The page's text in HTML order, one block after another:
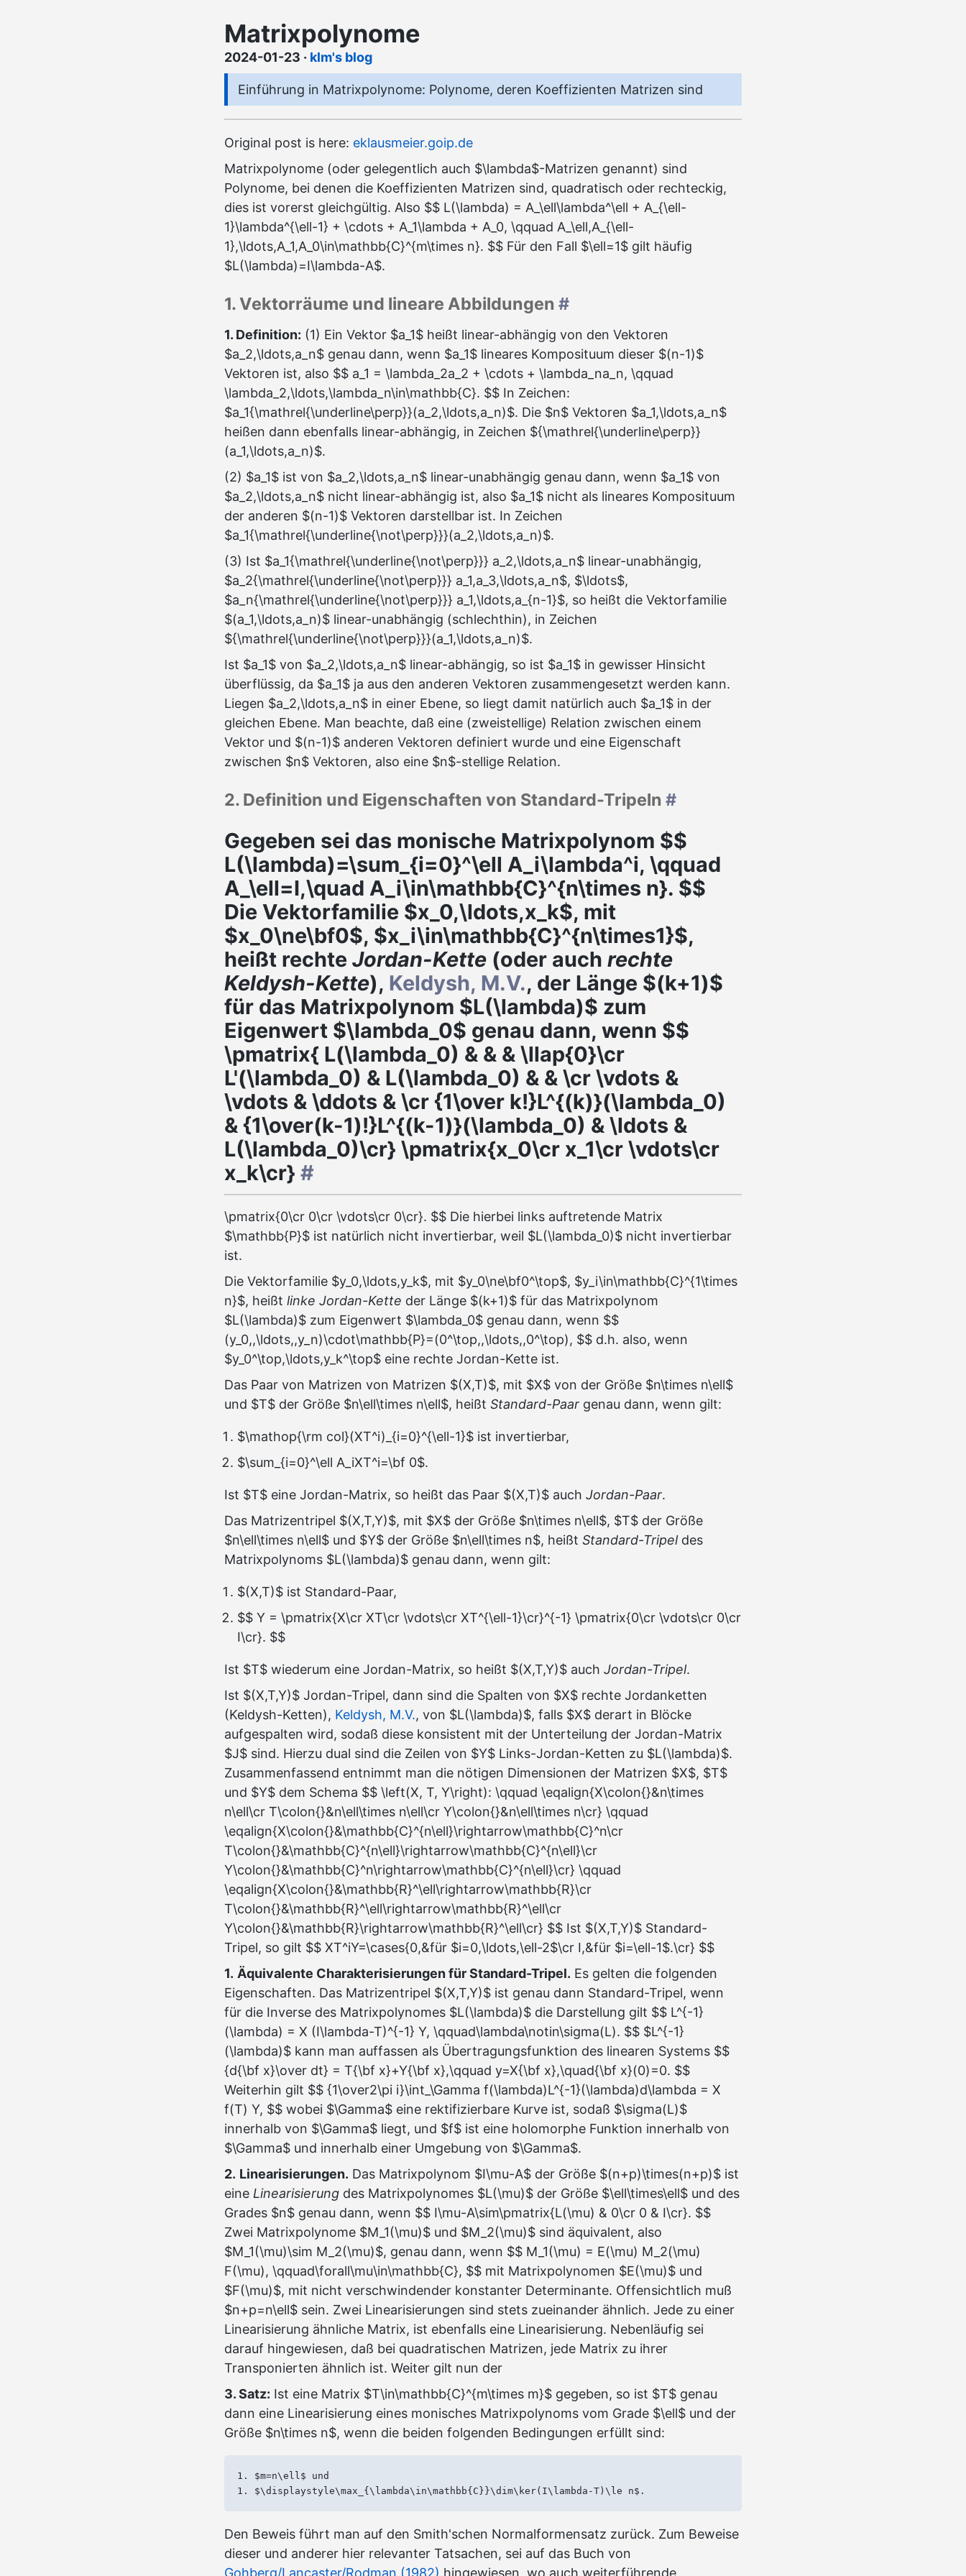
Matrixpolynome
2024-01-23 · klm's blog
Einführung in Matrixpolynome: Polynome, deren Koeffizienten Matrizen sind
Original post is here: eklausmeier.goip.de
Matrixpolynome (oder gelegentlich auch $\lambda$-Matrizen genannt) sind
Polynome, bei denen die Koeffizienten Matrizen sind, quadratisch oder rechteckig,
dies ist vorerst gleichgültig. Also $$ L(\lambda) = A_\ell\lambda^\ell + A_{\ell-
1}\lambda^{\ell-1} + \cdots + A_1\lambda + A_0, \qquad A_\ell,A_{\ell-
1},\ldots,A_1,A_0\in\mathbb{C}^{m\times n}. $$ Für den Fall $\ell=1$ gilt häufig
$L(\lambda)=I\lambda-A$.
1. Vektorräume und lineare Abbildungen #
1. Definition: (1) Ein Vektor $a_1$ heißt linear-abhängig von den Vektoren
$a_2,\ldots,a_n$ genau dann, wenn $a_1$ lineares Komposituum dieser $(n-1)$
Vektoren ist, also $$ a_1 = \lambda_2a_2 + \cdots + \lambda_na_n, \qquad
\lambda_2,\ldots,\lambda_n\in\mathbb{C}. $$ In Zeichen:
$a_1{\mathrel{\underline\perp}}(a_2,\ldots,a_n)$. Die $n$ Vektoren $a_1,\ldots,a_n$
heißen dann ebenfalls linear-abhängig, in Zeichen ${\mathrel{\underline\perp}}
(a_1,\ldots,a_n)$.
(2) $a_1$ ist von $a_2,\ldots,a_n$ linear-unabhängig genau dann, wenn $a_1$ von
$a_2,\ldots,a_n$ nicht linear-abhängig ist, also $a_1$ nicht als lineares Komposituum
der anderen $(n-1)$ Vektoren darstellbar ist. In Zeichen
$a_1{\mathrel{\underline{\not\perp}}}(a_2,\ldots,a_n)$.
(3) Ist $a_1{\mathrel{\underline{\not\perp}}} a_2,\ldots,a_n$ linear-unabhängig,
$a_2{\mathrel{\underline{\not\perp}}} a_1,a_3,\ldots,a_n$, $\ldots$,
$a_n{\mathrel{\underline{\not\perp}}} a_1,\ldots,a_{n-1}$, so heißt die Vektorfamilie
$(a_1,\ldots,a_n)$ linear-unabhängig (schlechthin), in Zeichen
${\mathrel{\underline{\not\perp}}}(a_1,\ldots,a_n)$.
Ist $a_1$ von $a_2,\ldots,a_n$ linear-abhängig, so ist $a_1$ in gewisser Hinsicht
überflüssig, da $a_1$ ja aus den anderen Vektoren zusammengesetzt werden kann.
Liegen $a_2,\ldots,a_n$ in einer Ebene, so liegt damit natürlich auch $a_1$ in der
gleichen Ebene. Man beachte, daß eine (zweistellige) Relation zwischen einem
Vektor und $(n-1)$ anderen Vektoren definiert wurde und eine Eigenschaft
zwischen $n$ Vektoren, also eine $n$-stellige Relation.
2. Definition und Eigenschaften von Standard-Tripeln #
Gegeben sei das monische Matrixpolynom $$
L(\lambda)=\sum_{i=0}^\ell A_i\lambda^i, \qquad
A_\ell=I,\quad A_i\in\mathbb{C}^{n\times n}. $$
Die Vektorfamilie $x_0,\ldots,x_k$, mit
$x_0\ne\bf0$, $x_i\in\mathbb{C}^{n\times1}$,
heißt rechte Jordan-Kette (oder auch rechte
Keldysh-Kette), Keldysh, M.V., der Länge $(k+1)$
für das Matrixpolynom $L(\lambda)$ zum
Eigenwert $\lambda_0$ genau dann, wenn $$
\pmatrix{ L(\lambda_0) & & & \llap{0}\cr
L'(\lambda_0) & L(\lambda_0) & & \cr \vdots &
\vdots & \ddots & \cr {1\over k!}L^{(k)}(\lambda_0)
& {1\over(k-1)!}L^{(k-1)}(\lambda_0) & \ldots &
L(\lambda_0)\cr} \pmatrix{x_0\cr x_1\cr \vdots\cr
x_k\cr} #
\pmatrix{0\cr 0\cr \vdots\cr 0\cr}. $$ Die hierbei links auftretende Matrix
$\mathbb{P}$ ist natürlich nicht invertierbar, weil $L(\lambda_0)$ nicht invertierbar
ist.
Die Vektorfamilie $y_0,\ldots,y_k$, mit $y_0\ne\bf0^\top$, $y_i\in\mathbb{C}^{1\times
n}$, heißt linke Jordan-Kette der Länge $(k+1)$ für das Matrixpolynom
$L(\lambda)$ zum Eigenwert $\lambda_0$ genau dann, wenn $$
(y_0,,\ldots,,y_n)\cdot\mathbb{P}=(0^\top,,\ldots,,0^\top), $$ d.h. also, wenn
$y_0^\top,\ldots,y_k^\top$ eine rechte Jordan-Kette ist.
Das Paar von Matrizen von Matrizen $(X,T)$, mit $X$ von der Größe $n\times n\ell$
und $T$ der Größe $n\ell\times n\ell$, heißt Standard-Paar genau dann, wenn gilt:
$\mathop{\rm col}(XT^i)_{i=0}^{\ell-1}$ ist invertierbar,
$\sum_{i=0}^\ell A_iXT^i=\bf 0$.
Ist $T$ eine Jordan-Matrix, so heißt das Paar $(X,T)$ auch Jordan-Paar.
Das Matrizentripel $(X,T,Y)$, mit $X$ der Größe $n\times n\ell$, $T$ der Größe
$n\ell\times n\ell$ und $Y$ der Größe $n\ell\times n$, heißt Standard-Tripeldes
Matrixpolynoms $L(\lambda)$ genau dann, wenn gilt:
$(X,T)$ ist Standard-Paar,
$$ Y = \pmatrix{X\cr XT\cr \vdots\cr XT^{\ell-1}\cr}^{-1} \pmatrix{0\cr \vdots\cr 0\cr
I\cr}. $$
Ist $T$ wiederum eine Jordan-Matrix, so heißt $(X,T,Y)$ auch Jordan-Tripel.
Ist $(X,T,Y)$ Jordan-Tripel, dann sind die Spalten von $X$ rechte Jordanketten
(Keldysh-Ketten), Keldysh, M.V., von $L(\lambda)$, falls $X$ derart in Blöcke
aufgespalten wird, sodaß diese konsistent mit der Unterteilung der Jordan-Matrix
$J$ sind. Hierzu dual sind die Zeilen von $Y$ Links-Jordan-Ketten zu $L(\lambda)$.
Zusammenfassend entnimmt man die nötigen Dimensionen der Matrizen $X$, $T$
und $Y$ dem Schema $$ \left(X, T, Y\right): \qquad \eqalign{X\colon{}&n\times
n\ell\cr T\colon{}&n\ell\times n\ell\cr Y\colon{}&n\ell\times n\cr} \qquad
\eqalign{X\colon{}&\mathbb{C}^{n\ell}\rightarrow\mathbb{C}^n\cr
T\colon{}&\mathbb{C}^{n\ell}\rightarrow\mathbb{C}^{n\ell}\cr
Y\colon{}&\mathbb{C}^n\rightarrow\mathbb{C}^{n\ell}\cr} \qquad
\eqalign{X\colon{}&\mathbb{R}^\ell\rightarrow\mathbb{R}\cr
T\colon{}&\mathbb{R}^\ell\rightarrow\mathbb{R}^\ell\cr
Y\colon{}&\mathbb{R}\rightarrow\mathbb{R}^\ell\cr} $$ Ist $(X,T,Y)$ Standard-
Tripel, so gilt $$ XT^iY=\cases{0,&für $i=0,\ldots,\ell-2$\cr I,&für $i=\ell-1$.\cr} $$
1. Äquivalente Charakterisierungen für Standard-Tripel. Es gelten die folgenden
Eigenschaften. Das Matrizentripel $(X,T,Y)$ ist genau dann Standard-Tripel, wenn
für die Inverse des Matrixpolynomes $L(\lambda)$ die Darstellung gilt $$ L^{-1}
(\lambda) = X (I\lambda-T)^{-1} Y, \qquad\lambda\notin\sigma(L). $$ $L^{-1}
(\lambda)$ kann man auffassen als Übertragungsfunktion des linearen Systems $$
{d{\bf x}\over dt} = T{\bf x}+Y{\bf x},\qquad y=X{\bf x},\quad{\bf x}(0)=0. $$
Weiterhin gilt $$ {1\over2\pi i}\int_\Gamma f(\lambda)L^{-1}(\lambda)d\lambda = X
f(T) Y, $$ wobei $\Gamma$ eine rektifizierbare Kurve ist, sodaß $\sigma(L)$
innerhalb von $\Gamma$ liegt, und $f$ ist eine holomorphe Funktion innerhalb von
$\Gamma$ und innerhalb einer Umgebung von $\Gamma$.
2. Linearisierungen. Das Matrixpolynom $I\mu-A$ der Größe $(n+p)\times(n+p)$ ist
eine Linearisierung des Matrixpolynomes $L(\mu)$ der Größe $\ell\times\ell$ und des
Grades $n$ genau dann, wenn $$ I\mu-A\sim\pmatrix{L(\mu) & 0\cr 0 & I\cr}. $$
Zwei Matrixpolynome $M_1(\mu)$ und $M_2(\mu)$ sind äquivalent, also
$M_1(\mu)\sim M_2(\mu)$, genau dann, wenn $$ M_1(\mu) = E(\mu) M_2(\mu)
F(\mu), \qquad\forall\mu\in\mathbb{C}, $$ mit Matrixpolynomen $E(\mu)$ und
$F(\mu)$, mit nicht verschwindender konstanter Determinante. Offensichtlich muß
$n+p=n\ell$ sein. Zwei Linearisierungen sind stets zueinander ähnlich. Jede zu einer
Linearisierung ähnliche Matrix, ist ebenfalls eine Linearisierung. Nebenläufig sei
darauf hingewiesen, daß bei quadratischen Matrizen, jede Matrix zu ihrer
Transponierten ähnlich ist. Weiter gilt nun der
3. Satz: Ist eine Matrix $T\in\mathbb{C}^{m\times m}$ gegeben, so ist $T$ genau
dann eine Linearisierung eines monisches Matrixpolynoms vom Grade $\ell$ und der
Größe $n\times n$, wenn die beiden folgenden Bedingungen erfüllt sind:
1. $m=n\ell$ und
Den Beweis führt man auf den Smith'schen Normalformensatz zurück. Zum Beweise
dieser und anderer hier relevanter Tatsachen, sei auf das Buch von
Gohberg/Lancaster/Rodman (1982) hingewiesen, wo auch weiterführende